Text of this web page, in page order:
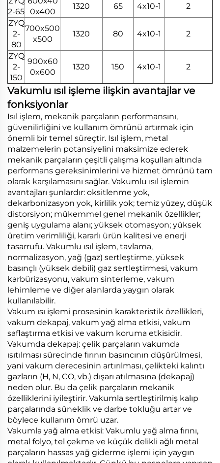
2-65 0x400
1320 65 4x10-1
2
ZYQ
2-
80
700x500
x500
1320 80 4x10-1 2
ZYQ
2-
150
900x60
0x600
1320 150 4x10-1 2
Vakumlu ısıl işleme ilişkin avantajlar ve
fonksiyonlar
Isıl işlem, mekanik parçaların performansını,
güvenilirliğini ve kullanım ömrünü artırmak için
önemli bir temel süreçtir. Isıl işlem, metal
malzemelerin potansiyelini maksimize ederek
mekanik parçaların çeşitli çalışma koşulları altında
performans gereksinimlerini ve hizmet ömrünü tam
olarak karşılamasını sağlar. Vakumlu ısıl işlemin
avantajları şunlardır: oksitlenme yok,
dekarbonizasyon yok, kirlilik yok; temiz yüzey, düşük
distorsiyon; mükemmel genel mekanik özellikler;
geniş uygulama alanı; yüksek otomasyon; yüksek
üretim verimliliği, kararlı ürün kalitesi ve enerji
tasarrufu. Vakumlu ısıl işlem, tavlama,
normalizasyon, yağ (gaz) sertleştirme, yüksek
basınçlı (yüksek debili) gaz sertleştirmesi, vakum
karbürizasyonu, vakum sinterleme, vakum
lehimleme ve diğer alanlarda yaygın olarak
kullanılabilir.
Vakum ısı işlemi prosesinin karakteristik özellikleri,
vakum dekapaj, vakum yağ alma etkisi, vakum
saflaştırma etkisi ve vakum koruma etkisidir.
Vakumda dekapaj: çelik parçaların vakumda
ısıtılması sürecinde fırının basıncının düşürülmesi,
yani vakum derecesinin artırılması, çelikteki kalıntı
gazların (H, N, CO, vb.) dışarı atılmasına (dekapaj)
neden olur. Bu da çelik parçaların mekanik
özelliklerini iyileştirir. Vakumla sertleştirilmiş kalıp
parçalarında süneklik ve darbe tokluğu artar ve
böylece kullanım ömrü uzar.
Vakumla yağ alma etkisi: Vakumlu yağ alma fırını,
metal folyo, tel çekme ve küçük delikli ağlı metal
parçaların hassas yağ giderme işlemi için yaygın